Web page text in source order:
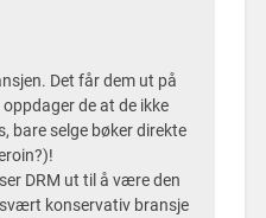
Det får dem ut på
de at de ikke
bare selge bøker direkte
DRM ut til å være den
konservativ bransje